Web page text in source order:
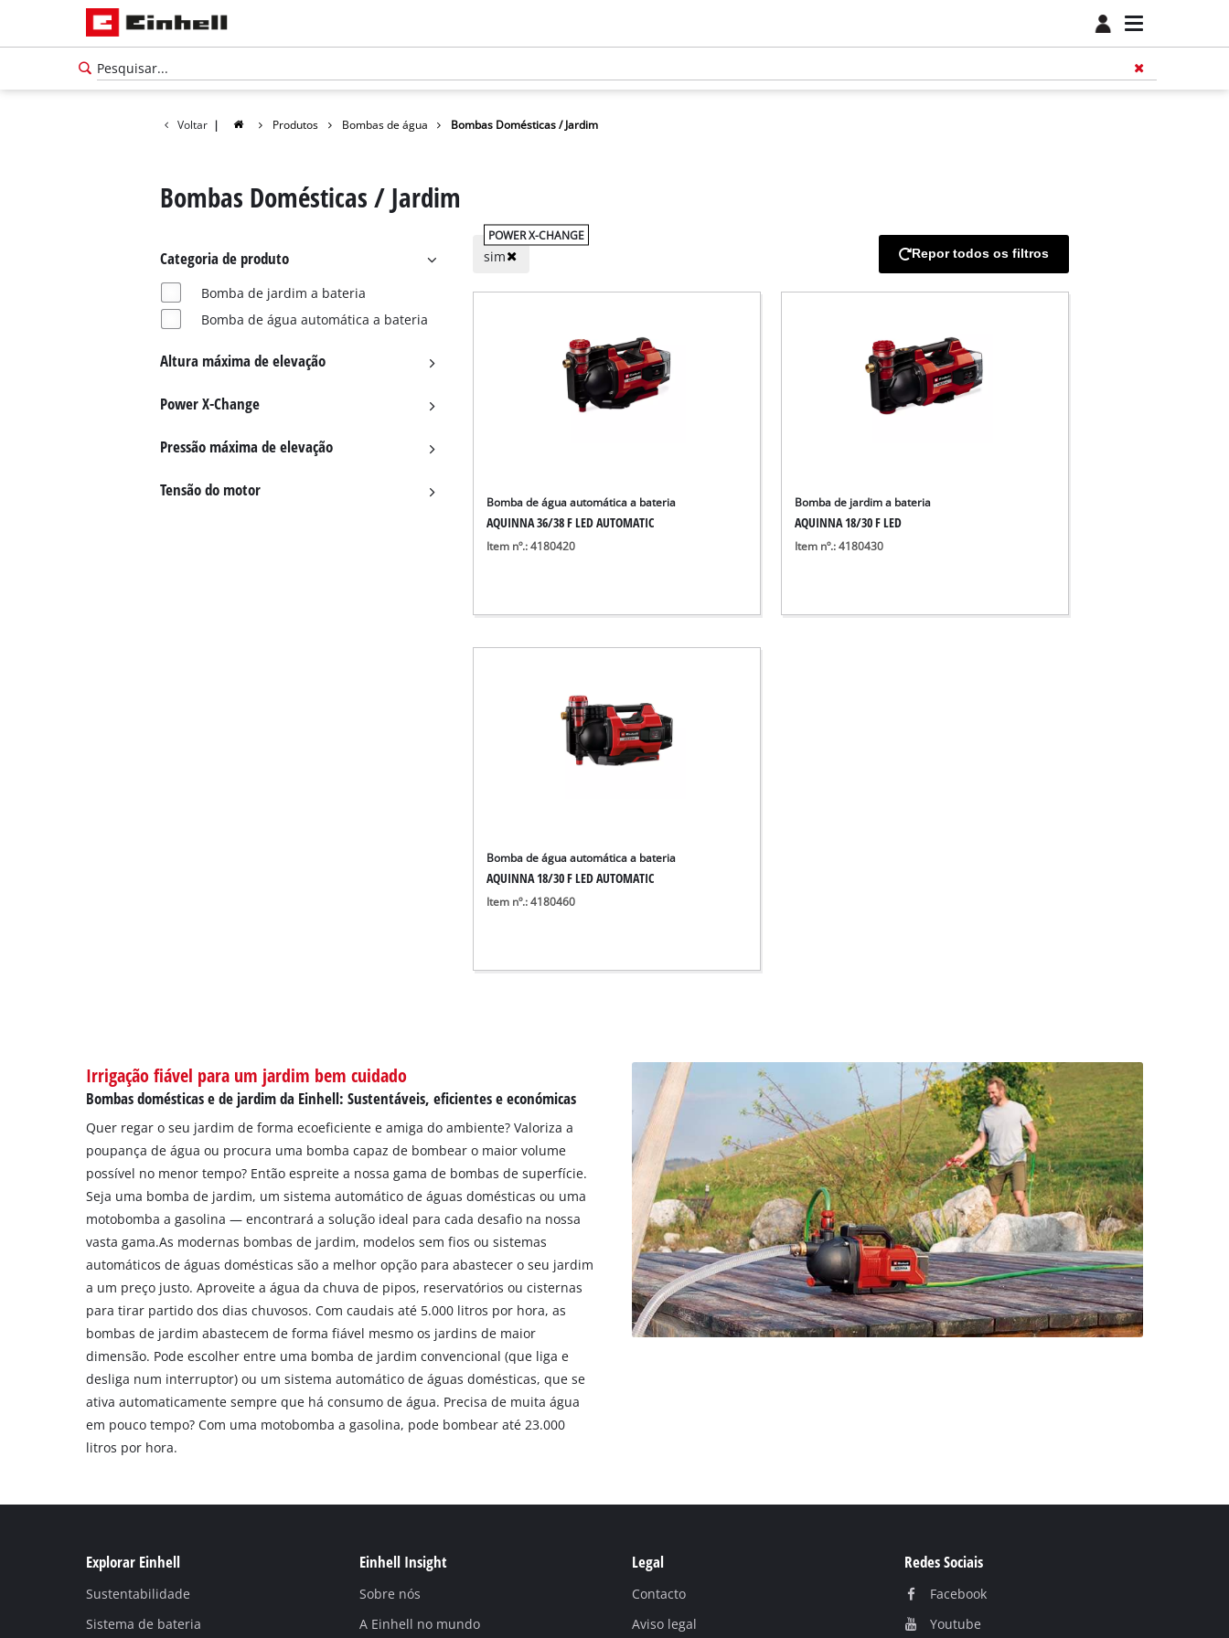
Voltar | Produtos Bombas de água Bombas Domésticas / Jardim
Bombas Domésticas / Jardim
Categoria de produto
Bomba de jardim a bateria
Bomba de água automática a bateria
Altura máxima de elevação
Power X-Change
Pressão máxima de elevação
Tensão do motor
POWER X-CHANGE
sim Repor todos os filtros
Bomba de água automática a bateria
AQUINNA 36/38 F LED AUTOMATIC
Item nº.: 4180420
Bomba de jardim a bateria
AQUINNA 18/30 F LED
Item nº.: 4180430
Bomba de água automática a bateria
AQUINNA 18/30 F LED AUTOMATIC
Item nº.: 4180460
Irrigação fiável para um jardim bem cuidado
Bombas domésticas e de jardim da Einhell: Sustentáveis, eficientes e económicas
Quer regar o seu jardim de forma ecoeficiente e amiga do ambiente? Valoriza a
poupança de água ou procura uma bomba capaz de bombear o maior volume
possível no menor tempo? Então espreite a nossa gama de bombas de superfície.
Seja uma bomba de jardim, um sistema automático de águas domésticas ou uma
motobomba a gasolina — encontrará a solução ideal para cada desafio na nossa
vasta gama.As modernas bombas de jardim, modelos sem fios ou sistemas
automáticos de águas domésticas são a melhor opção para abastecer o seu jardim
a um preço justo. Aproveite a água da chuva de pipos, reservatórios ou cisternas
para tirar partido dos dias chuvosos. Com caudais até 5.000 litros por hora, as
bombas de jardim abastecem de forma fiável mesmo os jardins de maior
dimensão. Pode escolher entre uma bomba de jardim convencional (que liga e
desliga num interruptor) ou um sistema automático de águas domésticas, que se
ativa automaticamente sempre que há consumo de água. Precisa de muita água
em pouco tempo? Com uma motobomba a gasolina, pode bombear até 23.000
litros por hora.
Explorar Einhell
Sustentabilidade
Sistema de bateria
Einhell Insight
Sobre nós
A Einhell no mundo
Legal
Contacto
Aviso legal
Redes Sociais
Facebook
Youtube